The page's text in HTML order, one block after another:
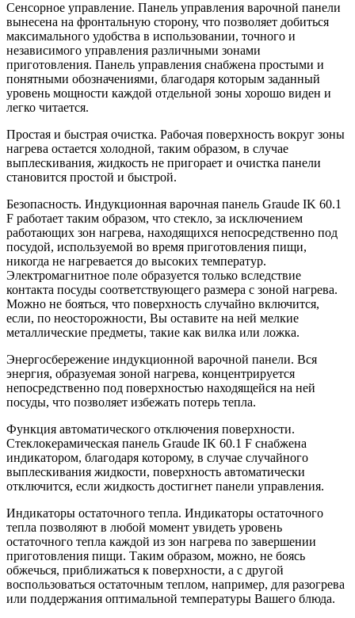
Сенсорное управление. Панель управления варочной панели
вынесена на фронтальную сторону, что позволяет добиться
максимального удобства в использовании, точного и
независимого управления различными зонами
приготовления. Панель управления снабжена простыми и
понятными обозначениями, благодаря которым заданный
уровень мощности каждой отдельной зоны хорошо виден и
легко читается.
Простая и быстрая очистка. Рабочая поверхность вокруг зоны
нагрева остается холодной, таким образом, в случае
выплескивания, жидкость не пригорает и очистка панели
становится простой и быстрой.
Безопасность. Индукционная варочная панель Graude IK 60.1
F работает таким образом, что стекло, за исключением
работающих зон нагрева, находящихся непосредственно под
посудой, используемой во время приготовления пищи,
никогда не нагревается до высоких температур.
Электромагнитное поле образуется только вследствие
контакта посуды соответствующего размера с зоной нагрева.
Можно не бояться, что поверхность случайно включится,
если, по неосторожности, Вы оставите на ней мелкие
металлические предметы, такие как вилка или ложка.
Энергосбережение индукционной варочной панели. Вся
энергия, образуемая зоной нагрева, концентрируется
непосредственно под поверхностью находящейся на ней
посуды, что позволяет избежать потерь тепла.
Функция автоматического отключения поверхности.
Стеклокерамическая панель Graude IK 60.1 F снабжена
индикатором, благодаря которому, в случае случайного
выплескивания жидкости, поверхность автоматически
отключится, если жидкость достигнет панели управления.
Индикаторы остаточного тепла. Индикаторы остаточного
тепла позволяют в любой момент увидеть уровень
остаточного тепла каждой из зон нагрева по завершении
приготовления пищи. Таким образом, можно, не боясь
обжечься, приближаться к поверхности, а с другой
воспользоваться остаточным теплом, например, для разогрева
или поддержания оптимальной температуры Вашего блюда.